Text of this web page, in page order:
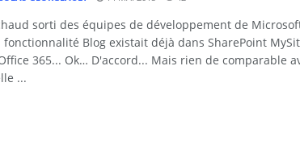
sorti des équipes de développement de
fonctionnalité Blog existait déjà dans SharePoint
365... Ok… D'accord... Mais rien de comparable
...